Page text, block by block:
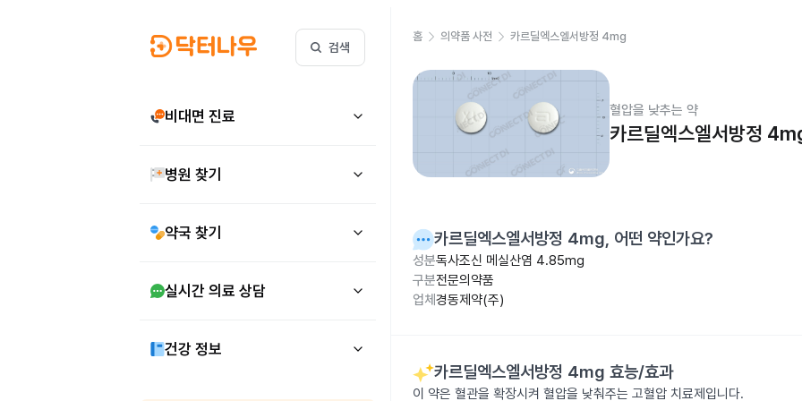
검색
비대면 진료
병원 찾기
약국 찾기
실시간 의료 상담
건강 정보
홈 의약품 사전 카르딜엑스엘서방정 4mg
혈압을 낮추는 약
카르딜엑스엘서방정
카르딜엑스엘서방정 4mg, 어떤 약인가요?
성분독사조신 메실산염 4.85mg
구분전문의약품
업체 경동제약(주)
카르딜엑스엘서방정 4mg 효능/효과
이 약은 혈관을 확장시켜 혈압을 낮춰주는 고혈압 치료제입니다.